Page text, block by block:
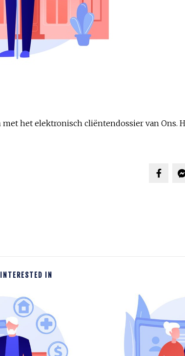
het elektronisch cliëntendossier van Ons.
IN